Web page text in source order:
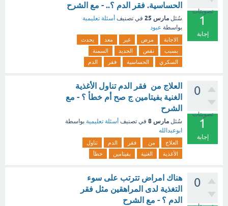
تصويتات
1
إجابة
الحساسية. فقر الدم ؟.. - مع الشرح
سُئل مارس 25 في تصنيف أسئلة تعليمية
بواسطة عبود
الاجابة مرض غير معد
يحدث
بسبب
نقص الحديد
السمنة
السكري
الحساسية فقر الدم
0
تصويتات
1
إجابة
العلاج من فقر الدم تناول الأغذية
الغنية بفيتامين ج صح أم خطأ ؟ - مع
الشرح
سُئل مارس 8 في تصنيف أسئلة تعليمية بواسطة
ابوعبدالله
العلاج من فقر الدم
تناول
الأغذية
الغنية بفيتامين خطأ
0
هناك امراض تترتب على سوء
التغذية لدى المراهقين مثل فقر
الدم ؟ - مع الشرح